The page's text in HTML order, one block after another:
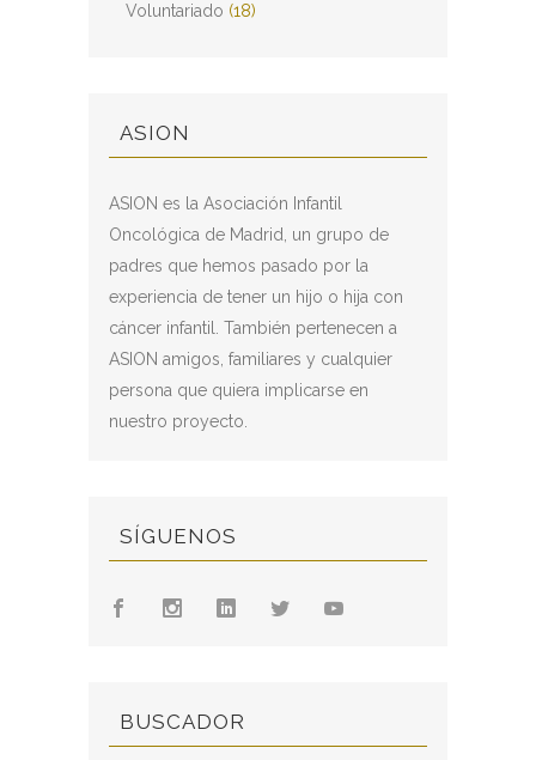
Voluntariado (18)
ASION
ASION es la Asociación Infantil
Oncológica de Madrid, un grupo de
padres que hemos pasado por la
experiencia de tener un hijo o hija con
cáncer infantil. También pertenecen a
ASION amigos, familiares y cualquier
persona que quiera implicarse en
nuestro proyecto.
SÍGUENOS
BUSCADOR